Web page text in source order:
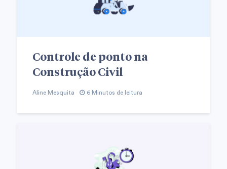
Controle de ponto na
Construção Civil
Aline Mesquita 6 Minutos de leitura